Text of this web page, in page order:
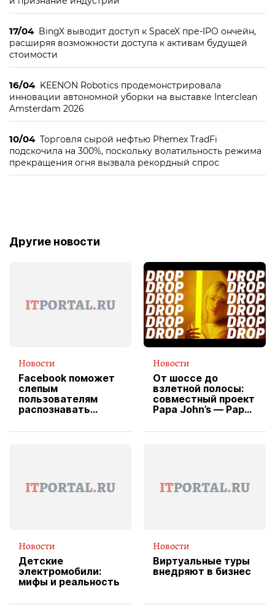
17/04 BingX выводит доступ к SpaceX пре-IPO ончейн,
расширяя возможности доступа к активам будущей
стоимости
16/04 KEENON Robotics продемонстрировала
инновации автономной уборки на выставке Interclean
Amsterdam 2026
10/04 Торговля сырой нефтью Phemex TradFi
подскочила на 300%, поскольку волатильность режима
прекращения огня вызвала рекордный спрос
Другие новости
Новости
Facebook поможет
слепым
пользователям
распознавать
Новости
От шоссе до
взлетной полосы:
совместный проект
Papa John’s — Papa
вводит
Новости
Детские
электромобили:
мифы и реальность
Новости
Виртуальные туры
внедряют в бизнес